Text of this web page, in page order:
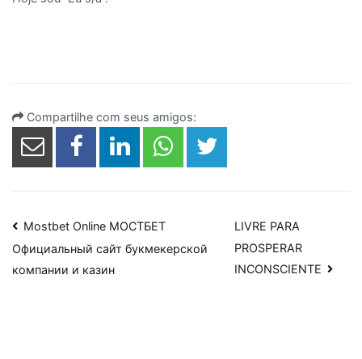
Compartilhe com seus amigos:
Navegação
de
Mostbet Online МОСТБЕТ
Официальный сайт букмекерской
компании и казин
LIVRE PARA
PROSPERAR
INCONSCIENTE